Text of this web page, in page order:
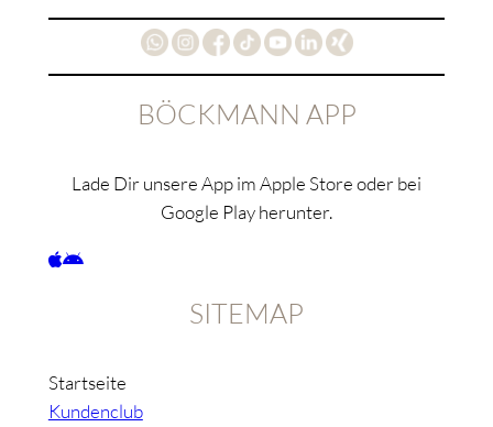
BÖCKMANN APP
Lade Dir unsere App im Apple Store oder bei
Google Play herunter.
SITEMAP
Startseite
Kundenclub